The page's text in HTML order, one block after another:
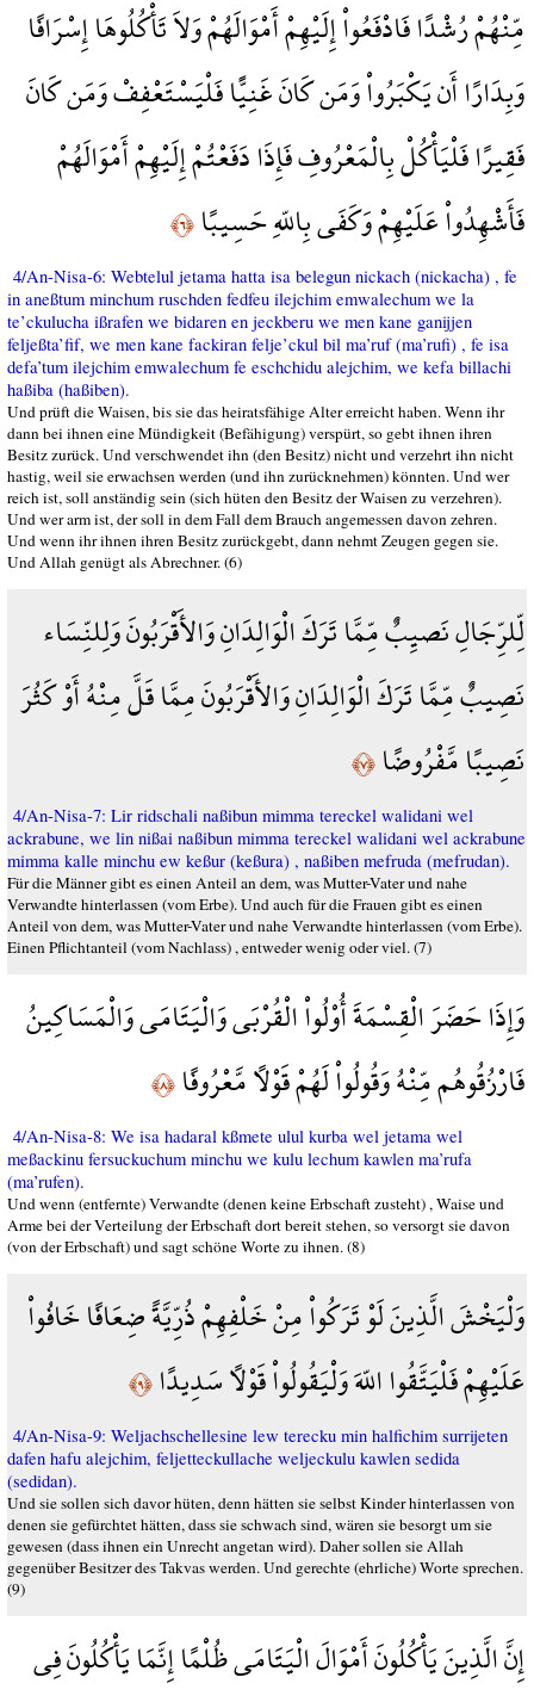
مِّنْهُمْ رُشْدًا فَادْفَعُواْ إِلَيْهِمْ أَمْوَالَهُمْ وَلاَ تَأْكُلُوهَا إِسْرَافًا
وَبِدَارًا أَن يَكْبَرُواْ وَمَن كَانَ غَنِيًّا فَلْيَسْتَعْفِفْ وَمَن كَانَ
فَقِيرًا فَلْيَأْكُلْ بِالْمَعْرُوفِ فَإِذَا دَفَعْتُمْ إِلَيْهِمْ أَمْوَالَهُمْ
فَأَشْهِدُواْ عَلَيْهِمْ وَكَفَى بِاللّهِ حَسِيبًا﴿٦﴾
4/An-Nisa-6: Webtelul jetama hatta isa belegun nickach (nickacha) , fe
in aneßtum minchum ruschden fedfeu ilejchim emwalechum we la
te’ckulucha ißrafen we bidaren en jeckberu we men kane ganijjen
feljeßta’fif, we men kane fackiran felje’ckul bil ma’ruf (ma’rufi) , fe isa
defa’tum ilejchim emwalechum fe eschchidu alejchim, we kefa billachi
haßiba (haßiben).
Und prüft die Waisen, bis sie das heiratsfähige Alter erreicht haben. Wenn ihr
dann bei ihnen eine Mündigkeit (Befähigung) verspürt, so gebt ihnen ihren
Besitz zurück. Und verschwendet ihn (den Besitz) nicht und verzehrt ihn nicht
hastig, weil sie erwachsen werden (und ihn zurücknehmen) könnten. Und wer
reich ist, soll anständig sein (sich hüten den Besitz der Waisen zu verzehren).
Und wer arm ist, der soll in dem Fall dem Brauch angemessen davon zehren.
Und wenn ihr ihnen ihren Besitz zurückgebt, dann nehmt Zeugen gegen sie.
Und Allah genügt als Abrechner. (6)
لِّلرِّجَالِ نَصيِبٌ مِّمَّا تَرَكَ الْوَالِدَانِ وَالأَقْرَبُونَ وَلِلنِّسَاء
نَصِيبٌ مِّمَّا تَرَكَ الْوَالِدَانِ وَالأَقْرَبُونَ مِمَّا قَلَّ مِنْهُ أَوْ كَثُرَ
نَصِيبًا مَّفْرُوضًا﴿٧﴾
4/An-Nisa-7: Lir ridschali naßibun mimma tereckel walidani wel
ackrabune, we lin nißai naßibun mimma tereckel walidani wel ackrabune
mimma kalle minchu ew keßur (keßura) , naßiben mefruda (mefrudan).
Für die Männer gibt es einen Anteil an dem, was Mutter-Vater und nahe
Verwandte hinterlassen (vom Erbe). Und auch für die Frauen gibt es einen
Anteil von dem, was Mutter-Vater und nahe Verwandte hinterlassen (vom Erbe).
Einen Pflichtanteil (vom Nachlass) , entweder wenig oder viel. (7)
وَإِذَا حَضَرَ الْقِسْمَةَ أُوْلُواْ الْقُرْبَى وَالْيَتَامَى وَالْمَسَاكِينُ
فَارْزُقُوهُم مِّنْهُ وَقُولُواْ لَهُمْ قَوْلاً مَّعْرُوفًا﴿٨﴾
4/An-Nisa-8: We isa hadaral kßmete ulul kurba wel jetama wel
meßackinu fersuckuchum minchu we kulu lechum kawlen ma’rufa
(ma’rufen).
Und wenn (entfernte) Verwandte (denen keine Erbschaft zusteht) , Waise und
Arme bei der Verteilung der Erbschaft dort bereit stehen, so versorgt sie davon
(von der Erbschaft) und sagt schöne Worte zu ihnen. (8)
وَلْيَخْشَ الَّذِينَ لَوْ تَرَكُواْ مِنْ خَلْفِهِمْ ذُرِّيَّةً ضِعَافًا خَافُواْ
عَلَيْهِمْ فَلْيَتَّقُوا اللّهَ وَلْيَقُولُواْ قَوْلاً سَدِيدًا﴿٩﴾
4/An-Nisa-9: Weljachschellesine lew terecku min halfichim surrijeten
dafen hafu alejchim, feljetteckullache weljeckulu kawlen sedida
(sedidan).
Und sie sollen sich davor hüten, denn hätten sie selbst Kinder hinterlassen von
denen sie gefürchtet hätten, dass sie schwach sind, wären sie besorgt um sie
gewesen (dass ihnen ein Unrecht angetan wird). Daher sollen sie Allah
gegenüber Besitzer des Takvas werden. Und gerechte (ehrliche) Worte sprechen.
(9)
إِنَّ الَّذِينَ يَأْكُلُونَ أَمْوَالَ الْيَتَامَى ظُلْمًا إِنَّمَا يَأْكُلُونَ فِي